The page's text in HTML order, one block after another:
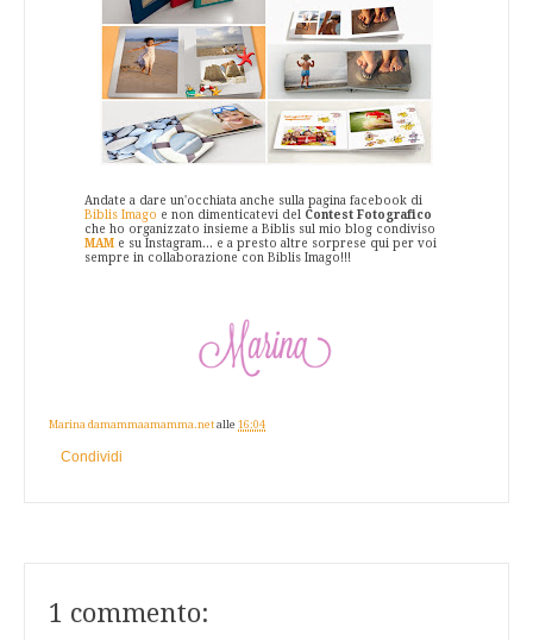
Andate a dare un'occhiata anche sulla pagina facebook di
Biblis Imago e non dimenticatevi del Contest Fotografico
che ho organizzato insieme a Biblis sul mio blog condiviso
MAM e su Instagram... e a presto altre sorprese qui per voi
sempre in collaborazione con Biblis Imago!!!
Marina damammaamamma.net alle 16:04
Condividi
1 commento: